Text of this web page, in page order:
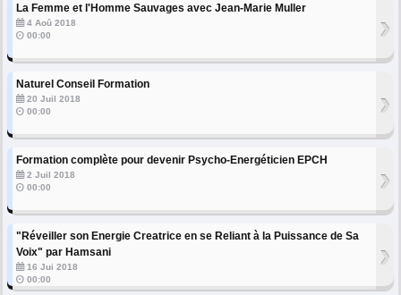
La Femme et l'Homme Sauvages avec Jean-Marie Muller
4 Aoû 2018
00:00
›
Naturel Conseil Formation
20 Juil 2018
00:00
›
Formation complète pour devenir Psycho-Energéticien EPCH
2 Juil 2018
00:00
›
"Réveiller son Energie Creatrice en se Reliant à la Puissance de Sa
Voix" par Hamsani
16 Jui 2018
00:00
›